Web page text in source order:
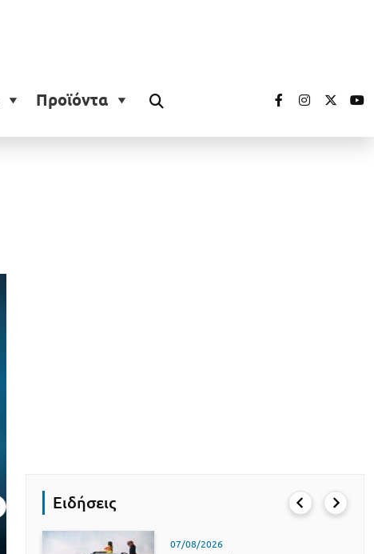
Προϊόντα
Ειδήσεις
07/08/2026